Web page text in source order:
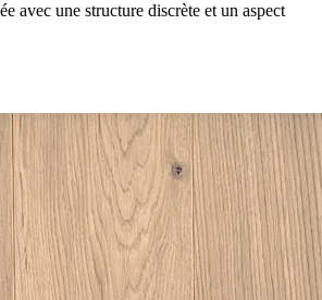
avec une structure discrète et un aspect